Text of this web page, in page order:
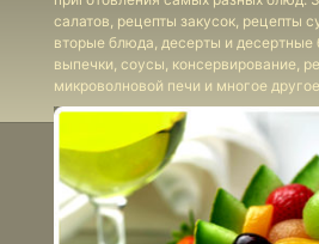
салатов, рецепты закусок, рецепты
вторые блюда, десерты и десертные
выпечки, соусы, консервирование,
микроволновой печи и многое
белый
Глинтвейн
классический
Грог английский
Грог чайный